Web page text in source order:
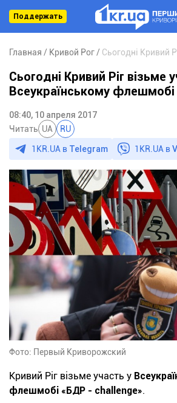
Поддержать
Главная Кривой Рог
Сьогодні Кривий Ріг візьме
Всеукраїнському флешмобі
08:40, 10 апреля 2017
Читать UA RU
1KR.UA в Telegram 1KR.UA в
Фото: Первый Криворожский
Кривий Ріг візьме участь у
флешмобі «БДР - challenge».